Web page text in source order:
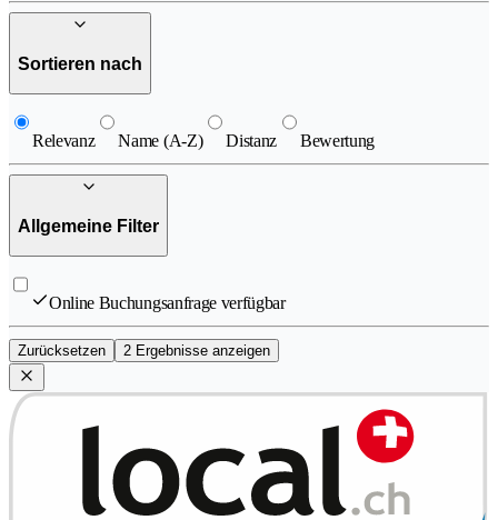
Sortieren nach
Relevanz Name (A-Z) Distanz Bewertung
Allgemeine Filter
Online Buchungsanfrage verfügbar
Zurücksetzen 2 Ergebnisse anzeigen